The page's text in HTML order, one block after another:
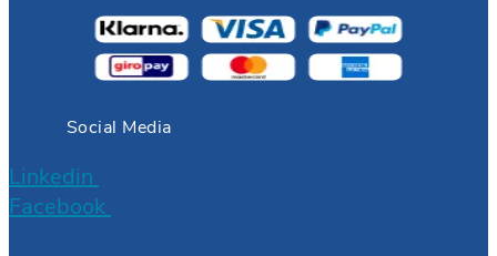
Social Media
Linkedin
Facebook